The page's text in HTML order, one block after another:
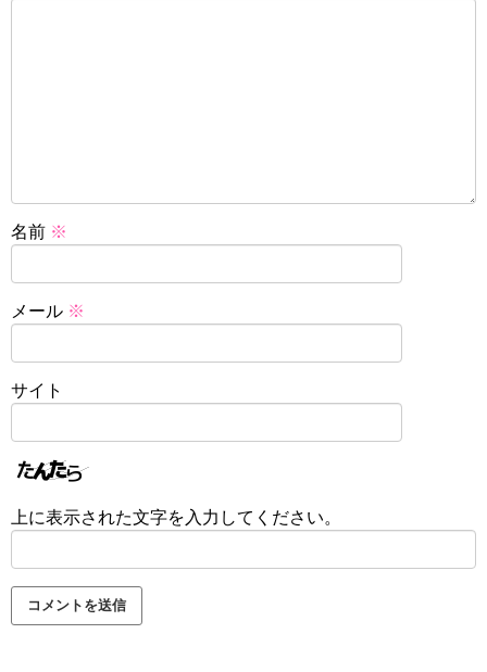
名前 ※
メール ※
サイト
上に表示された文字を入力してください。